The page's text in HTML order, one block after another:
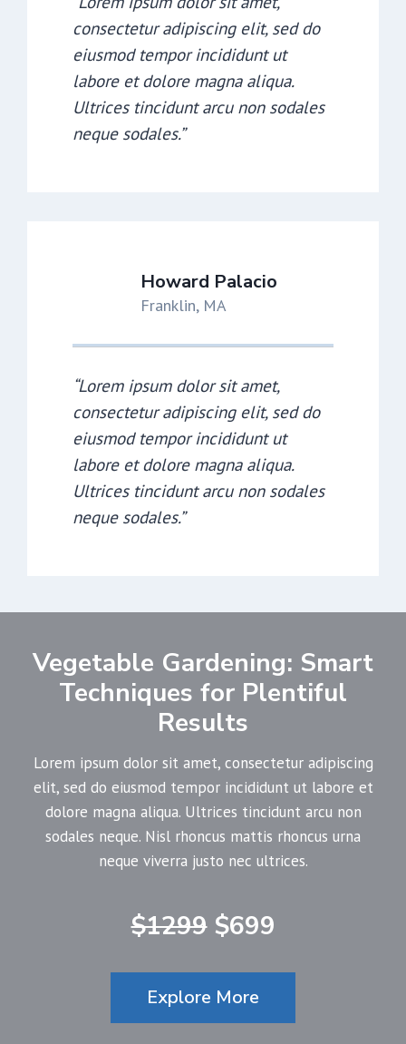
consectetur adipiscing elit, sed do
eiusmod tempor incididunt ut
labore et dolore magna aliqua.
Ultrices tincidunt arcu non sodales
neque sodales.”
Howard Palacio
Franklin, MA
“Lorem ipsum dolor sit amet,
consectetur adipiscing elit, sed do
eiusmod tempor incididunt ut
labore et dolore magna aliqua.
Ultrices tincidunt arcu non sodales
neque sodales.”
Vegetable Gardening: Smart
Techniques for Plentiful
Results
Lorem ipsum dolor sit amet, consectetur adipiscing
elit, sed do eiusmod tempor incididunt ut labore et
dolore magna aliqua. Ultrices tincidunt arcu non
sodales neque. Nisl rhoncus mattis rhoncus urna
neque viverra justo nec ultrices.
$1299$699
Explore More